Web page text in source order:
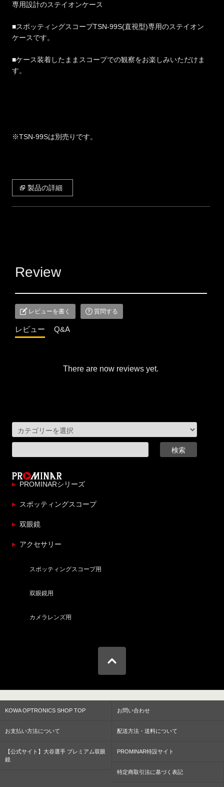
専用設計のステイオンケース
■スポッティングスコープTSN-99S(直視型)専用のステイオン
ケースです。
■ケース装着したままスコープでの観察をお楽しみいただけま
す。
※TSN-99Sは別売りです。
製品の詳細
Review
レビューを書く 質問する
レビュー Q&A
There are now reviews yet.
PROMINARシリーズ
スポッティングスコープ
双眼鏡
アクセサリー
スポッティングスコープ用
双眼鏡用
カメラレンズ用
KOWA OPTRONICS SHOP TOP お問い合わせ
お支払い方法について 配送方法・送料について
【公式サイト】大谷選手 プレミアム双眼
鏡
PROMINAR特設サイト
特定商取引法に基づく表記